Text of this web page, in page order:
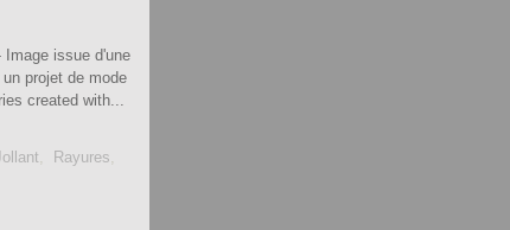
Image issue d'une
projet de mode
created with...
, Rayures,